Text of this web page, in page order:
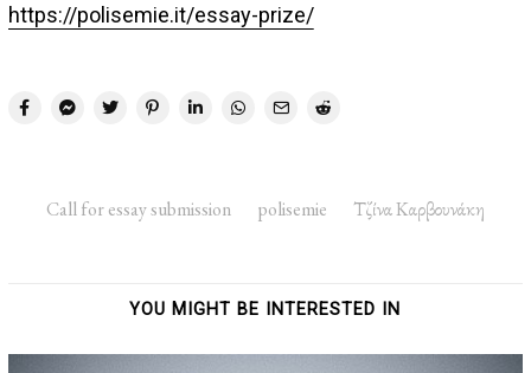
https://polisemie.it/essay-prize/
Call for essay submission polisemie Τζίνα Καρβουνάκη
YOU MIGHT BE INTERESTED IN